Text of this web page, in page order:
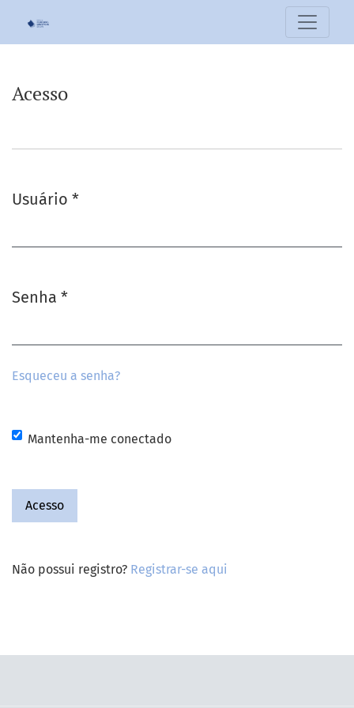
Acesso
Usuário *
Senha *
Esqueceu a senha?
Mantenha-me conectado
Acesso
Não possui registro? Registrar-se aqui